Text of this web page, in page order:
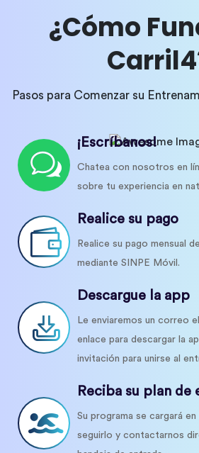
¿Cómo
Pasos para Comenzar su
¡Escríbanos!
Chatea con nosotros en
sobre tu experiencia en
Realice su pago
Realice su pago mensual
mediante SINPE Móvil.
Descargue la app
Le enviaremos un correo
enlace para descargar la
invitación para unirse al
Reciba su plan de
Su programa se cargará
seguirlo y contactarnos